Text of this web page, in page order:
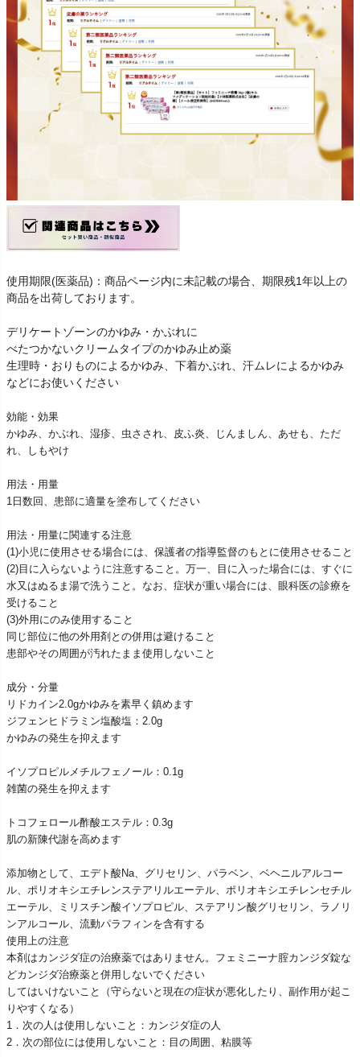
使用期限(医薬品)：商品ページ内に未記載の場合、期限残1年以上の
商品を出荷しております。
デリケートゾーンのかゆみ・かぶれに
べたつかないクリームタイプのかゆみ止め薬
生理時・おりものによるかゆみ、下着かぶれ、汗ムレによるかゆみ
などにお使いください
効能・効果
かゆみ、かぶれ、湿疹、虫さされ、皮ふ炎、じんましん、あせも、ただ
れ、しもやけ
用法・用量
1日数回、患部に適量を塗布してください
用法・用量に関連する注意
(1)小児に使用させる場合には、保護者の指導監督のもとに使用させること
(2)目に入らないように注意すること。万一、目に入った場合には、すぐに
水又はぬるま湯で洗うこと。なお、症状が重い場合には、眼科医の診療を
受けること
(3)外用にのみ使用すること
同じ部位に他の外用剤との併用は避けること
患部やその周囲が汚れたまま使用しないこと
成分・分量
リドカイン2.0gかゆみを素早く鎮めます
ジフェンヒドラミン塩酸塩：2.0g
かゆみの発生を抑えます
イソプロピルメチルフェノール：0.1g
雑菌の発生を抑えます
トコフェロール酢酸エステル：0.3g
肌の新陳代謝を高めます
添加物として、エデト酸Na、グリセリン、パラベン、ベヘニルアルコー
ル、ポリオキシエチレンステアリルエーテル、ポリオキシエチレンセチル
エーテル、ミリスチン酸イソプロピル、ステアリン酸グリセリン、ラノリ
ンアルコール、流動パラフィンを含有する
使用上の注意
本剤はカンジダ症の治療薬ではありません。フェミニーナ腟カンジダ錠な
どカンジダ治療薬と併用しないでください
してはいけないこと（守らないと現在の症状が悪化したり、副作用が起こ
りやすくなる）
1．次の人は使用しないこと：カンジダ症の人
2．次の部位には使用しないこと：目の周囲、粘膜等